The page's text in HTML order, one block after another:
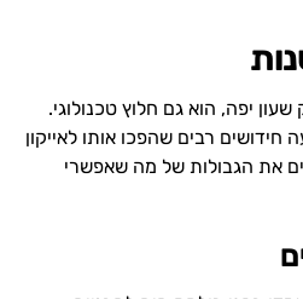
יפה, הוא גם חלוץ טכנולוגי.
רבים שהפכו אותו לאייקון
את הגבולות של מה שאפשרי